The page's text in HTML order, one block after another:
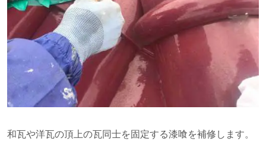
和瓦や洋瓦の頂上の瓦同士を固定する漆喰を補修します。